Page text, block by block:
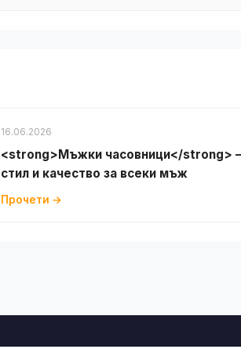
16.06.2026
<strong>Мъжки часовници</strong>
стил и качество за всеки мъж
Прочети →